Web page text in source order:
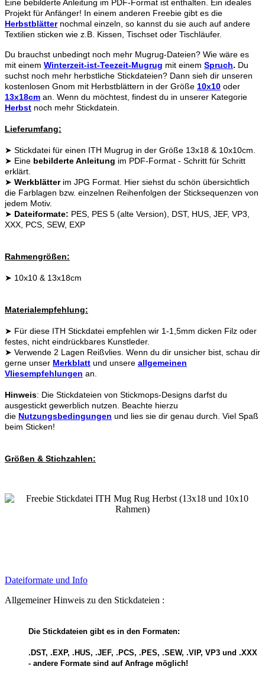
Eine bebilderte Anleitung im PDF-Format ist enthalten. Ein ideales
Projekt für Anfänger! In einem anderen Freebie gibt es die
Herbstblätternochmal einzeln, so kannst du sie auch auf andere
Textilien sticken wie z.B. Kissen, Tischset oder Tischläufer.
Du brauchst unbedingt noch mehr Mugrug-Dateien? Wie wäre es
mit einem Winterzeit-ist-Teezeit-Mugrug mit einem Spruch. Du
suchst noch mehr herbstliche Stickdateien? Dann sieh dir unseren
kostenlosen Gnom mit Herbstblättern in der Größe 10x10 oder
13x18cm an. Wenn du möchtest, findest du in unserer Kategorie
Herbst noch mehr Stickdatein.
Lieferumfang:
➤ Stickdatei für einen ITH Mugrug in der Größe 13x18 & 10x10cm.
➤ Eine bebilderte Anleitung im PDF-Format - Schritt für Schritt
erklärt.
➤ Werkblätterim JPG Format. Hier siehst du schön übersichtlich
die Farblagen bzw. einzelnen Reihenfolgen der Sticksequenzen von
jedem Motiv.
➤ Dateiformate: PES, PES 5 (alte Version), DST, HUS, JEF, VP3,
XXX, PCS, SEW, EXP
Rahmengrößen:
➤ 10x10 & 13x18cm
Materialempfehlung:
➤ Für diese ITH Stickdatei empfehlen wir 1-1,5mm dicken Filz oder
festes, nicht eindrückbares Kunstleder.
➤ Verwende 2 Lagen Reißvlies. Wenn du dir unsicher bist, schau dir
gerne unser Merkblatt und unsere allgemeinen
Vliesempfehlungen an.
Hinweis: Die Stickdateien von Stickmops-Designs darfst du
ausgestickt gewerblich nutzen. Beachte hierzu
die Nutzungsbedingungen und lies sie dir genau durch. Viel Spaß
beim Sticken!
Größen & Stichzahlen:
Dateiformate und Info
Allgemeiner Hinweis zu den Stickdateien :
Die Stickdateien gibt es in den Formaten:
.DST, .EXP, .HUS, .JEF, .PCS, .PES, .SEW, .VIP, VP3 und .XXX
- andere Formate sind auf Anfrage möglich!